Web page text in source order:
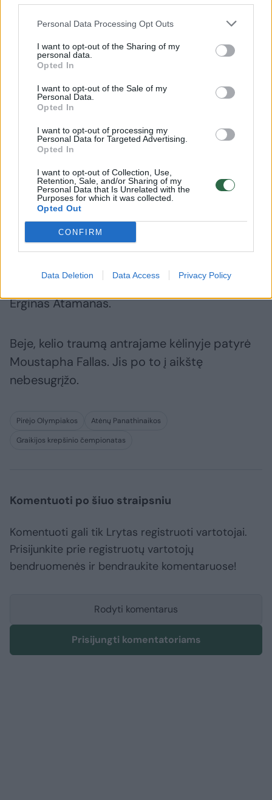
Personal Data Processing Opt Outs
I want to opt-out of the Sharing of my
personal data.
Opted In
I want to opt-out of the Sale of my
Personal Data.
Opted In
I want to opt-out of processing my
Personal Data for Targeted Advertising.
Opted In
I want to opt-out of Collection, Use,
Retention, Sale, and/or Sharing of my
Personal Data that Is Unrelated with the
Purposes for which it was collected.
Opted Out
CONFIRM
Data Deletion Data Access Privacy Policy
Lemiamą mačą pasitinkantis
N.Čanakas apie likusias jėgas:
„Jau dega ta raudona
lemputė“
G.
prie
Rungtynėse vėl netrūko emocijų.
Abiejų komandų suolai rungtynėse užsidirbo
technines pražangas, o iš aikštės už
nepadorų gestą varžovų sirgaliams buvo
išvarytas ir Evanas Fournier.
Aikštę anksčiau laiko paliko ir vėl išvarytas
Erginas Atamanas.
Beje, kelio traumą antrajame kėlinyje patyrė
Moustapha Fallas. Jis po to į aikštę
nebesugrįžo.
Pirėjo Olympiakos
Atėnų Panathinaikos
Graikijos krepšinio čempionatas
Komentuoti po šiuo straipsniu
Komentuoti gali tik Lrytas registruoti vartotojai.
Prisijunkite prie registruotų vartotojų
bendruomenės ir bendraukite komentaruose!
Rodyti komentarus
Prisijungti komentatoriams